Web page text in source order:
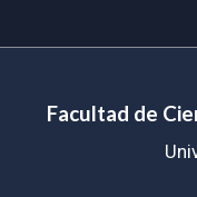
Facultad de